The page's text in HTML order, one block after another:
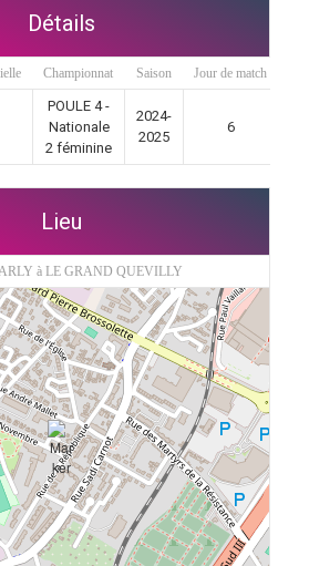
Détails
Championnat Saison Jour de match
POULE 4 -
Nationale
2 féminine
2024-
2025
6
Lieu
à LE GRAND QUEVILLY